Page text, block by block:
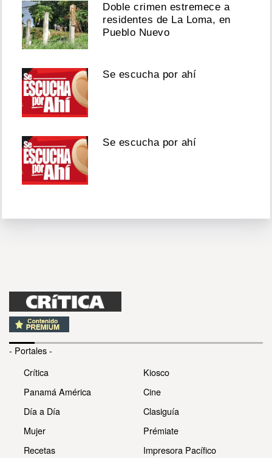
Doble crimen estremece a
residentes de La Loma, en
Pueblo Nuevo
Se escucha por ahí
Se escucha por ahí
- Portales -
Crítica
Panamá América
Día a Día
Mujer
Recetas
Kiosco
Cine
Clasiguía
Prémiate
Impresora Pacífico